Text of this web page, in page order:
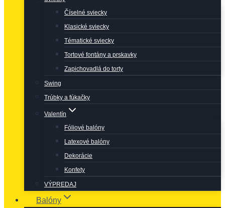
Číselné sviecky
Klasické sviecky
Tématické sviecky
Tortové fontány a prskavky
Zapichovadlá do torty
Swing
Trúbky a fúkačky
Valentín
Fóliové balóny
Latexové balóny
Dekorácie
Konfety
VÝPREDAJ
Balóny